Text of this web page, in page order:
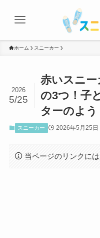
ホーム スニーカー
赤いスニー
の3つ！子
ターのよう
2026
5/25
スニーカー 2026年5月25日
当ページのリンクに